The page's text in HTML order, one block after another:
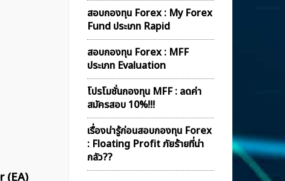
(EA)
สอบกองทุน Forex : My Forex
Fund ประเภท Rapid
สอบกองทุน Forex : MFF
ประเภท Evaluation
โปรโมชั่นกองทุน MFF : ลดค่า
สมัครสอบ 10%!!!
เรื่องน่ารู้ก่อนสอบกองทุน Forex
: Floating Profit ภัยร้ายที่น่า
กลัว??